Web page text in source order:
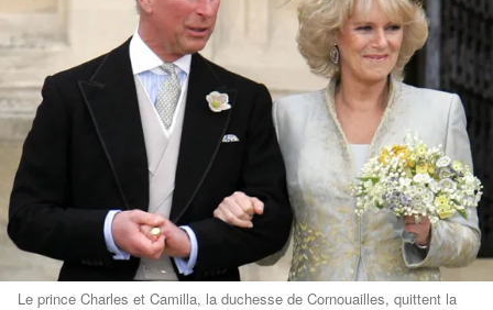
Le prince Charles et Camilla, la duchesse de Cornouailles, quittent la